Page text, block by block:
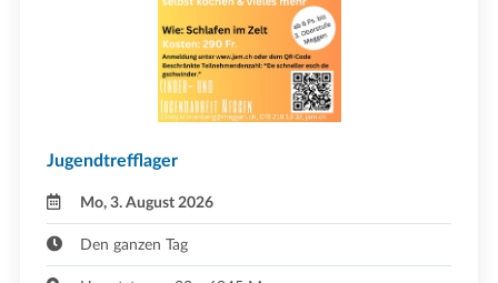
Jugendtrefflager
Mo, 3. August 2026
Den ganzen Tag